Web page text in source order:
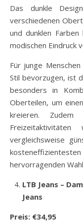
Das dunkle
verschiedenen
und dunklen
modischen Eindruck
Für junge
Stil bevorzugen, ist
besonders in
Oberteilen, um
kreieren.
vergleichsweise
hervorragenden
LTB Jeans –
Jeans
Preis: €34,95